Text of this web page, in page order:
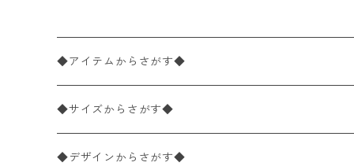
◆アイテムからさがす◆
ペーパーナプキン2枚バラ売り
ペーパーナプキン1枚バラ売り
◆サイズからさがす◆
33×33cm（ランチサイズ）
◆デザインからさがす◆